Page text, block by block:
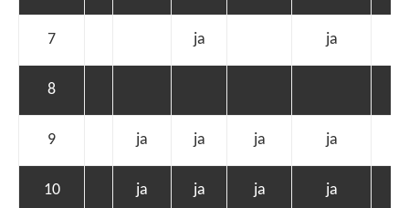
7 ja ja
8
9 ja ja ja ja
10 ja ja ja ja